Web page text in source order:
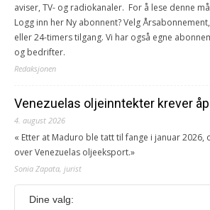
aviser, TV- og radiokanaler. For å lese denne
Logg inn her Ny abonnent? Velg
eller 24-timers tilgang. Vi har også egne
og bedrifter.
Redaksjonen
Venezuelas oljeinntekter krever
4. august 2026
« Etter at Maduro ble tatt til fange i januar 2026,
over Venezuelas oljeeksport.»
Sonia Zapata, jurist
117,8 millioner er på flukt, en
Dine valg: